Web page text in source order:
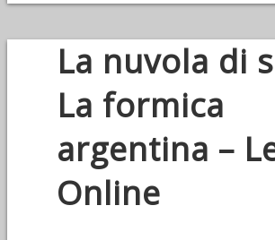
La nuvola di
La formica
argentina –
Online